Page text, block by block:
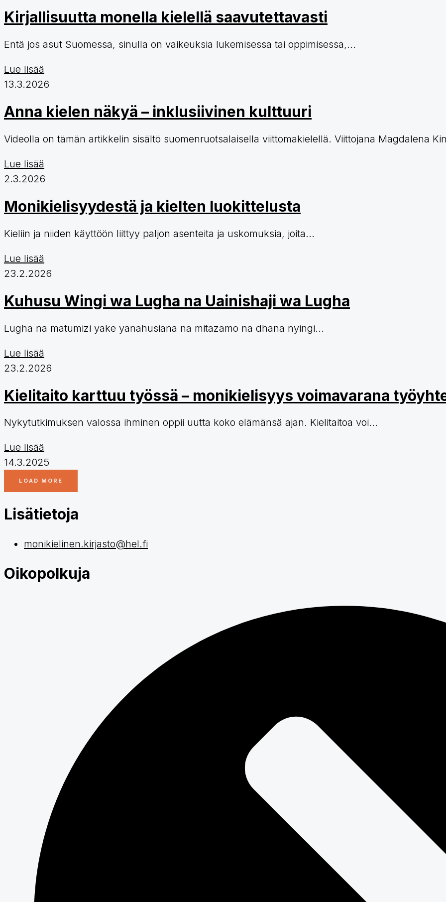
Kirjallisuutta monella kielellä saavutettavasti
Entä jos asut Suomessa, sinulla on vaikeuksia lukemisessa tai oppimisessa,...
Lue lisää
13.3.2026
Anna kielen näkyä – inklusiivinen kulttuuri
Videolla on tämän artikkelin sisältö suomenruotsalaisella viittomakielellä. Viittojana Magdalena
Lue lisää
2.3.2026
Monikielisyydestä ja kielten luokittelusta
Kieliin ja niiden käyttöön liittyy paljon asenteita ja uskomuksia, joita...
Lue lisää
23.2.2026
Kuhusu Wingi wa Lugha na Uainishaji wa Lugha
Lugha na matumizi yake yanahusiana na mitazamo na dhana nyingi...
Lue lisää
23.2.2026
Kielitaito karttuu työssä – monikielisyys voimavarana
Nykytutkimuksen valossa ihminen oppii uutta koko elämänsä ajan. Kielitaitoa voi...
Lue lisää
14.3.2025
LOAD MORE
Lisätietoja
monikielinen.kirjasto@hel.fi
Oikopolkuja